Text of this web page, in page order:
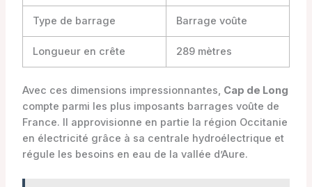
Type de barrage Barrage voûte
Longueur en crête 289 mètres
Avec ces dimensions impressionnantes, Cap de Long
compte parmi les plus imposants barrages voûte de
France. Il approvisionne en partie la région Occitanie
en électricité grâce à sa centrale hydroélectrique et
régule les besoins en eau de la vallée d’Aure.